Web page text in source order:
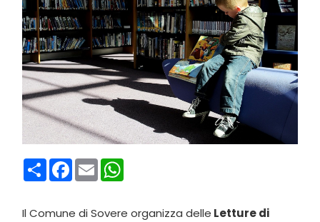
CondividiFacebook
Email
Il Comune di Sovere organizza delle Letture di